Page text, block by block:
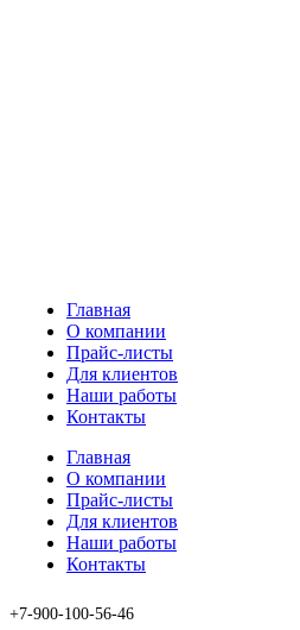
Главная
О компании
Прайс-листы
Для клиентов
Наши работы
Контакты
Главная
О компании
Прайс-листы
Для клиентов
Наши работы
Контакты
+7-900-100-56-46